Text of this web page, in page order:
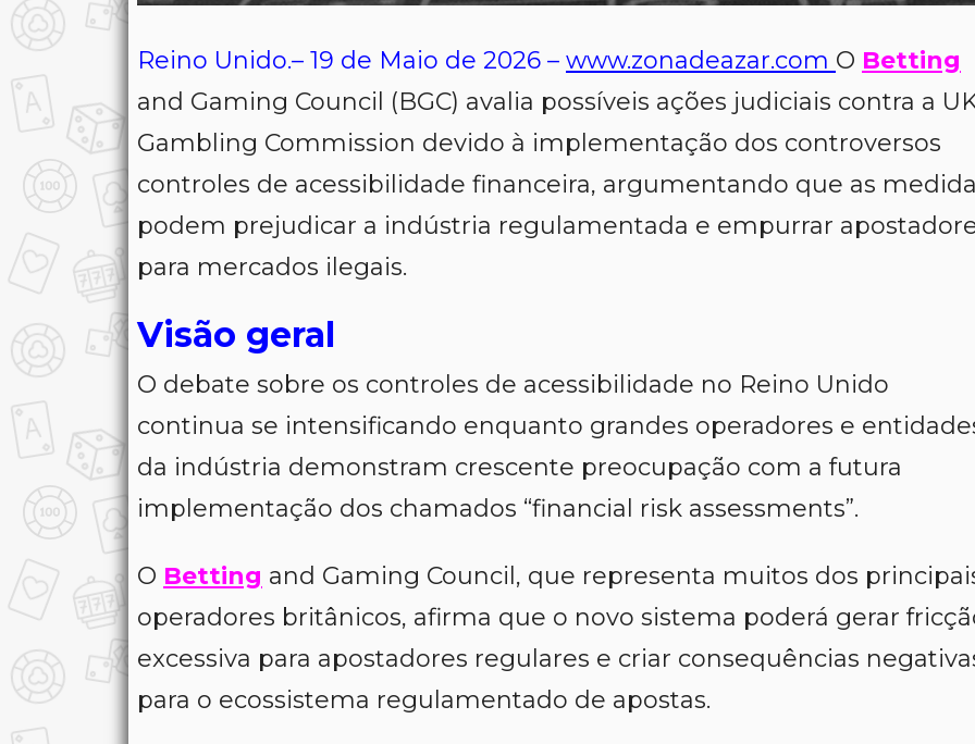
Reino Unido.– 19 de Maio de 2026 – www.zonadeazar.com O Betting
and Gaming Council (BGC) avalia possíveis ações judiciais contra a
Gambling Commission devido à implementação dos controversos
controles de acessibilidade financeira, argumentando que as
podem prejudicar a indústria regulamentada e empurrar
para mercados ilegais.
Visão geral
O debate sobre os controles de acessibilidade no Reino Unido
continua se intensificando enquanto grandes operadores e
da indústria demonstram crescente preocupação com a futura
implementação dos chamados “financial risk assessments”.
O Betting and Gaming Council, que representa muitos dos
operadores britânicos, afirma que o novo sistema poderá gerar
excessiva para apostadores regulares e criar consequências
para o ecossistema regulamentado de apostas.